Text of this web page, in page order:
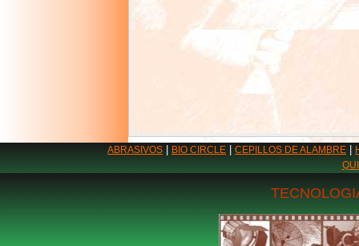
ABRASIVOS BIO CIRCLE CEPILLOS DE ALAMBRE